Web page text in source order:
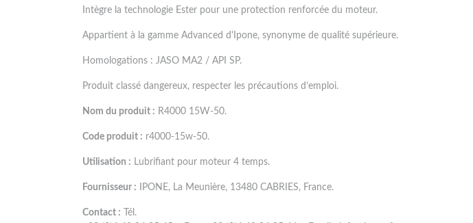
Intègre la technologie Ester pour une protection renforcée du moteur.
Appartient à la gamme Advanced d'Ipone, synonyme de qualité supérieure.
Homologations : JASO MA2 / API SP.
Produit classé dangereux, respecter les précautions d’emploi.
Nom du produit : R4000 15W-50.
Code produit : r4000-15w-50.
Utilisation : Lubrifiant pour moteur 4 temps.
Fournisseur : IPONE, La Meunière, 13480 CABRIES, France.
Contact : Tél.